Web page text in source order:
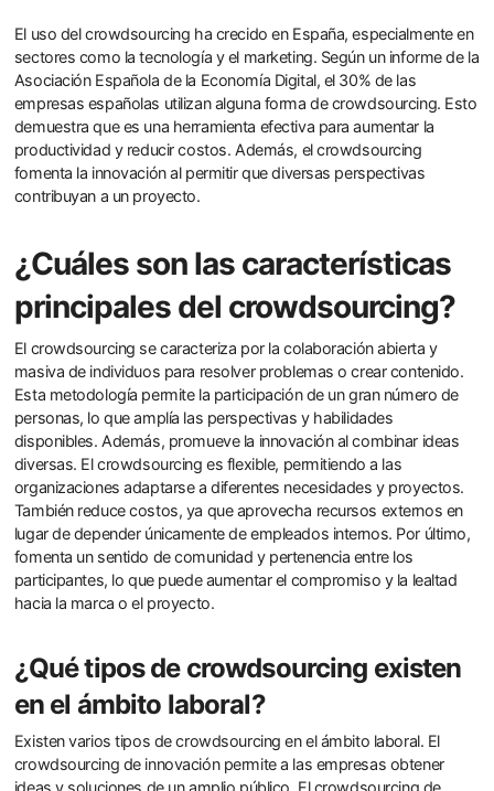
El uso del crowdsourcing ha crecido en España, especialmente en
sectores como la tecnología y el marketing. Según un informe de la
Asociación Española de la Economía Digital, el 30% de las
empresas españolas utilizan alguna forma de crowdsourcing. Esto
demuestra que es una herramienta efectiva para aumentar la
productividad y reducir costos. Además, el crowdsourcing
fomenta la innovación al permitir que diversas perspectivas
contribuyan a un proyecto.
¿Cuáles son las características
principales del crowdsourcing?
El crowdsourcing se caracteriza por la colaboración abierta y
masiva de individuos para resolver problemas o crear contenido.
Esta metodología permite la participación de un gran número de
personas, lo que amplía las perspectivas y habilidades
disponibles. Además, promueve la innovación al combinar ideas
diversas. El crowdsourcing es flexible, permitiendo a las
organizaciones adaptarse a diferentes necesidades y proyectos.
También reduce costos, ya que aprovecha recursos externos en
lugar de depender únicamente de empleados internos. Por último,
fomenta un sentido de comunidad y pertenencia entre los
participantes, lo que puede aumentar el compromiso y la lealtad
hacia la marca o el proyecto.
¿Qué tipos de crowdsourcing existen
en el ámbito laboral?
Existen varios tipos de crowdsourcing en el ámbito laboral. El
crowdsourcing de innovación permite a las empresas obtener
ideas y soluciones de un amplio público. El crowdsourcing de